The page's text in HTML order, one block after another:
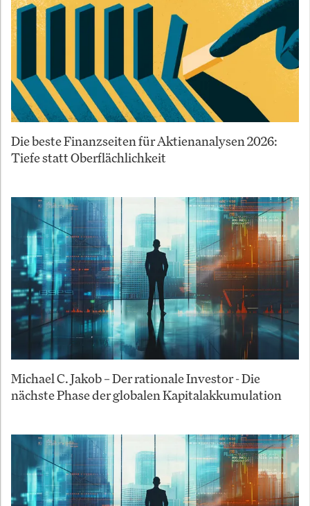
Die beste Finanzseiten für Aktienanalysen 2026:
Tiefe statt Oberflächlichkeit
Michael C. Jakob – Der rationale Investor - Die
nächste Phase der globalen Kapitalakkumulation